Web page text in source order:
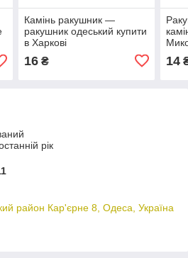
Камінь ракушник —
ракушник одеський купити
в Харкові
16₴ 14
рік
район Кар'єрне 8, Одеса, Україна